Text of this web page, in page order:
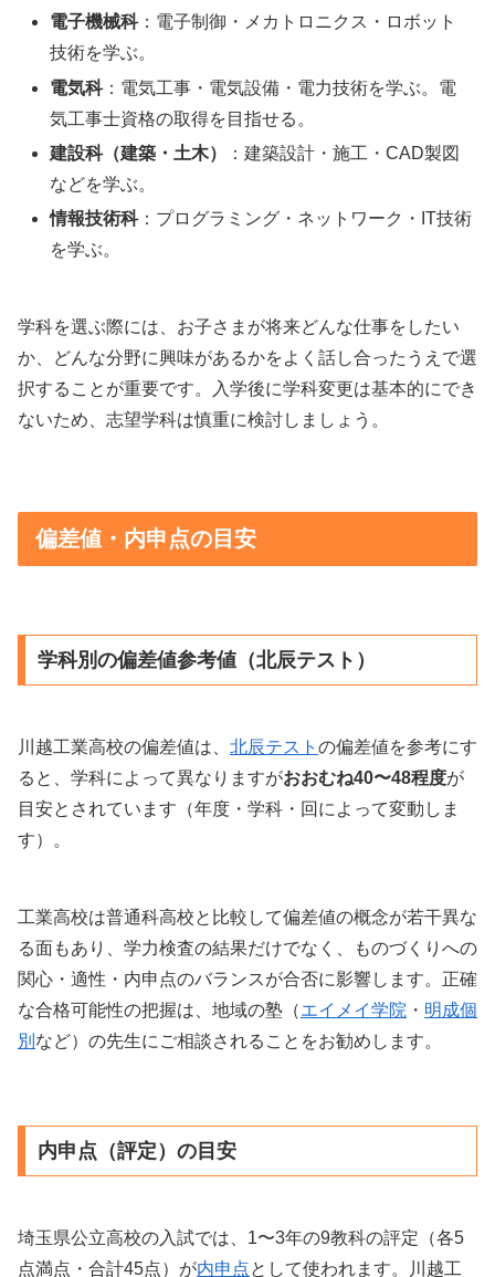
電子機械科：電子制御・メカトロニクス・ロボット
技術を学ぶ。
電気科：電気工事・電気設備・電力技術を学ぶ。電
気工事士資格の取得を目指せる。
建設科（建築・土木）
：建築設計・施工・CAD製図
などを学ぶ。
情報技術科：プログラミング・ネットワーク・IT技術
を学ぶ。
学科を選ぶ際には、お子さまが将来どんな仕事をしたい
か、どんな分野に興味があるかをよく話し合ったうえで選
択することが重要です。入学後に学科変更は基本的にでき
ないため、志望学科は慎重に検討しましょう。
偏差値・内申点の目安
学科別の偏差値参考値（北辰テスト）
川越工業高校の偏差値は、 北辰テスト の偏差値を参考にす
ると、学科によって異なりますがおおむね40〜48程度が
目安とされています（年度・学科・回によって変動しま
す）。
工業高校は普通科高校と比較して偏差値の概念が若干異な
る面もあり、学力検査の結果だけでなく、ものづくりへの
関心・適性・内申点のバランスが合否に影響します。正確
な合格可能性の把握は、地域の塾（エイメイ学院 ・ 明成個
別 など）の先生にご相談されることをお勧めします。
内申点（評定）の目安
埼玉県公立高校の入試では、1〜3年の9教科の評定（各5
点満点・合計45点）が内申点として使われます。川越工